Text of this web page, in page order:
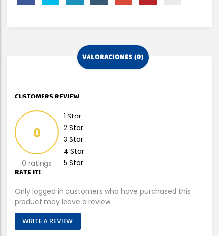
VALORACIONES (0)
CUSTOMERS REVIEW
0
0 ratings
1 Star
2 Star
3 Star
4 Star
5 Star
RATE IT!
Only logged in customers who have purchased this
product may leave a review.
WRITE A REVIEW